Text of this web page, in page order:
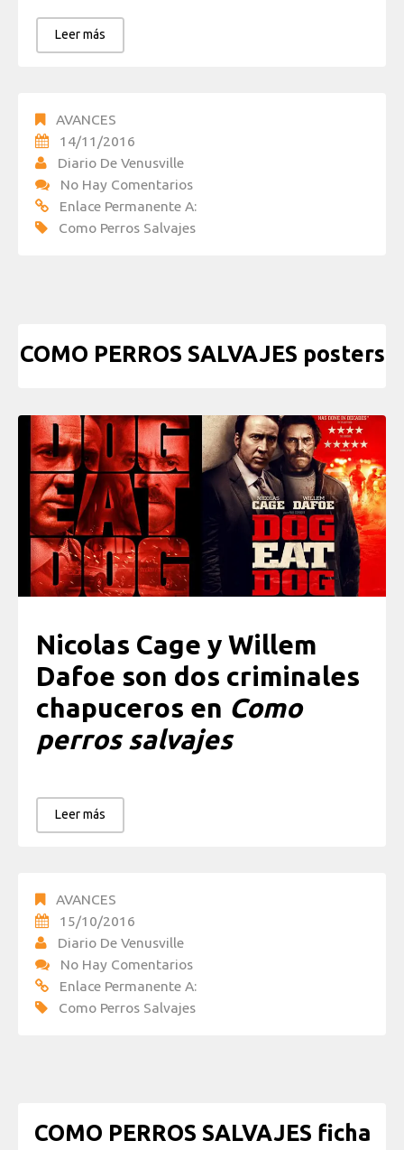
Leer más
AVANCES
14/11/2016
Diario De Venusville
No Hay Comentarios
Enlace Permanente A:
Como Perros Salvajes
COMO PERROS SALVAJES posters
Nicolas Cage y Willem
Dafoe son dos criminales
chapuceros en Como
perros salvajes
Leer más
AVANCES
15/10/2016
Diario De Venusville
No Hay Comentarios
Enlace Permanente A:
Como Perros Salvajes
COMO PERROS SALVAJES ficha